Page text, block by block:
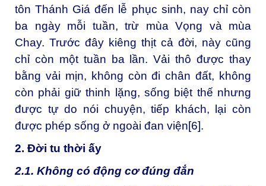
tôn Thánh Giá đến lễ phục sinh, nay chỉ còn
ba ngày mỗi tuần, trừ mùa Vọng và mùa
Chay. Trước đây kiêng thịt cả đời, này cũng
chỉ còn một tuần ba lần. Vải thô được thay
bằng vải mịn, không còn đi chân đất, không
còn phải giữ thinh lặng, sống biệt thế nhưng
được tự do nói chuyện, tiếp khách, lại còn
được phép sống ở ngoài đan viện[6].
2. Đời tu thời ấy
2.1. Không có động cơ đúng đắn